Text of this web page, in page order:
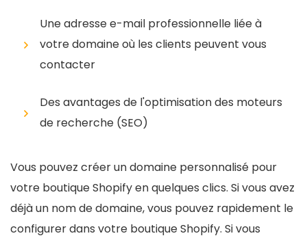
Une adresse e-mail professionnelle liée à
votre domaine où les clients peuvent vous
contacter
Des avantages de l'optimisation des moteurs
de recherche (SEO)
Vous pouvez créer un domaine personnalisé pour
votre boutique Shopify en quelques clics. Si vous avez
déjà un nom de domaine, vous pouvez rapidement le
configurer dans votre boutique Shopify. Si vous